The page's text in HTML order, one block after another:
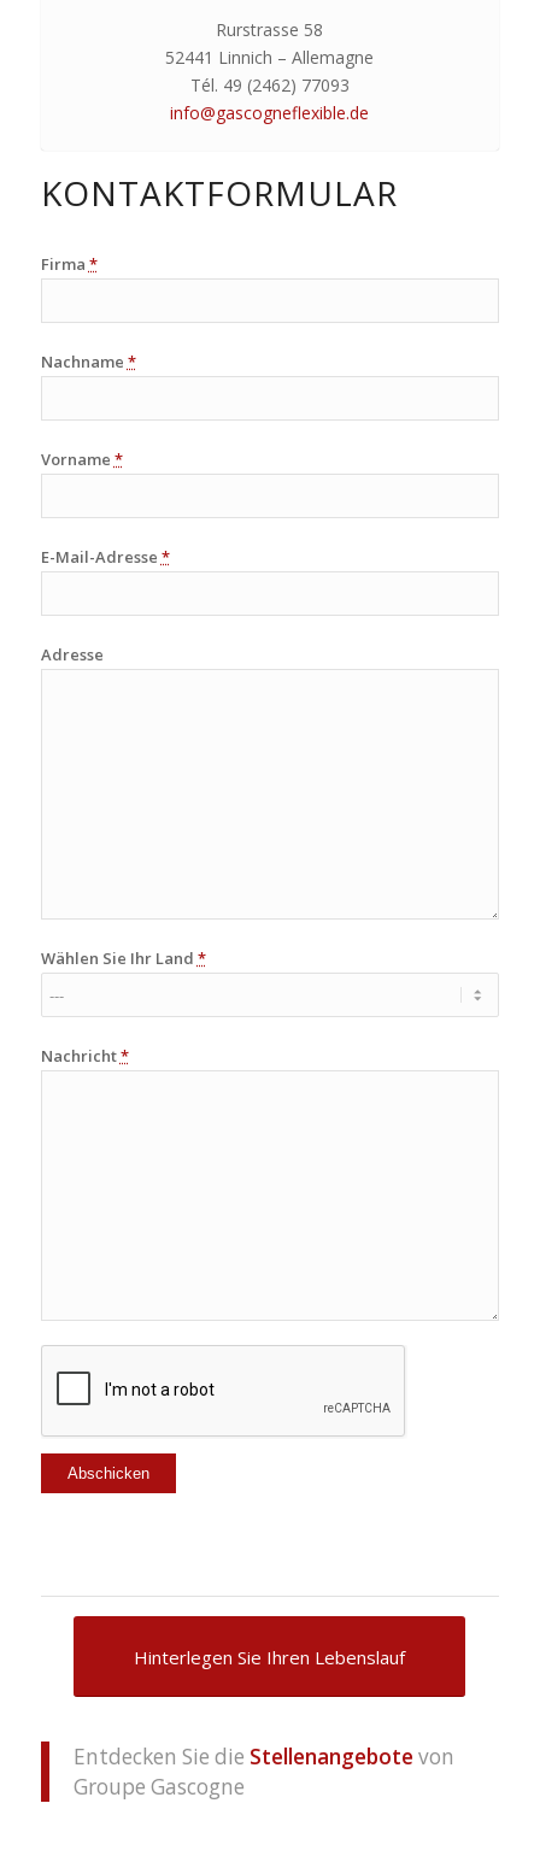
Rurstrasse 58
52441 Linnich – Allemagne
Tél. 49 (2462) 77093
info@gascogneflexible.de
KONTAKTFORMULAR
Firma *
Nachname *
Vorname *
E-Mail-Adresse *
Adresse
Wählen Sie Ihr Land *
Nachricht*
Hinterlegen Sie Ihren Lebenslauf
Entdecken Sie die Stellenangebote von
Groupe Gascogne